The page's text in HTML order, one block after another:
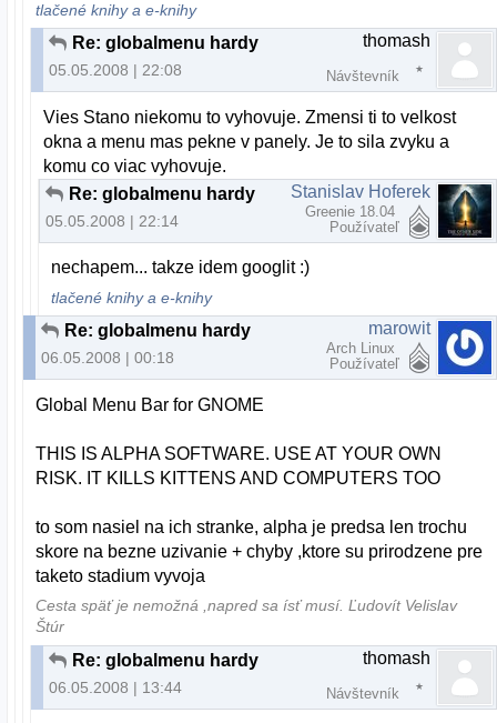
tlačené knihy a e-knihy
Re: globalmenu hardy
05.05.2008 | 22:08
thomash
Návštevník
Vies Stano niekomu to vyhovuje. Zmensi ti to velkost
okna a menu mas pekne v panely. Je to sila zvyku a
komu co viac vyhovuje.
Re: globalmenu hardy
05.05.2008 | 22:14
Stanislav Hoferek
Greenie 18.04
Používateľ
nechapem... takze idem googlit :)
tlačené knihy a e-knihy
Re: globalmenu hardy
06.05.2008 | 00:18
marowit
Arch Linux
Používateľ
Global Menu Bar for GNOME
THIS IS ALPHA SOFTWARE. USE AT YOUR OWN
RISK. IT KILLS KITTENS AND COMPUTERS TOO
to som nasiel na ich stranke, alpha je predsa len trochu
skore na bezne uzivanie + chyby ,ktore su prirodzene pre
taketo stadium vyvoja
Cesta späť je nemožná ,napred sa ísť musí. Ľudovít Velislav
Štúr
Re: globalmenu hardy
06.05.2008 | 13:44
thomash
Návštevník